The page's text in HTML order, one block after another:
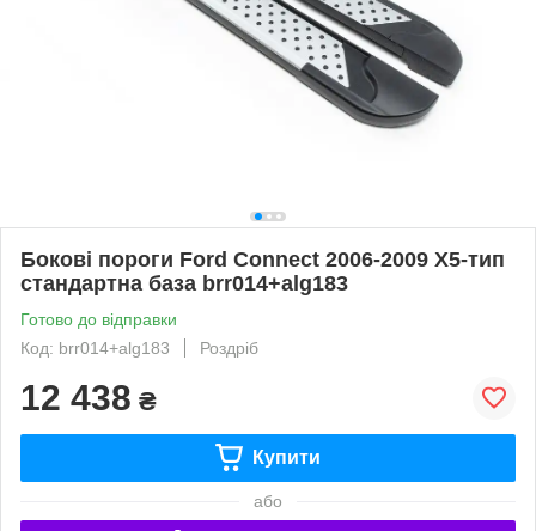
Бокові пороги Ford Connect 2006-2009 X5-тип
стандартна база brr014+alg183
Готово до відправки
Код: brr014+alg183
Роздріб
12 438 ₴
Купити
або